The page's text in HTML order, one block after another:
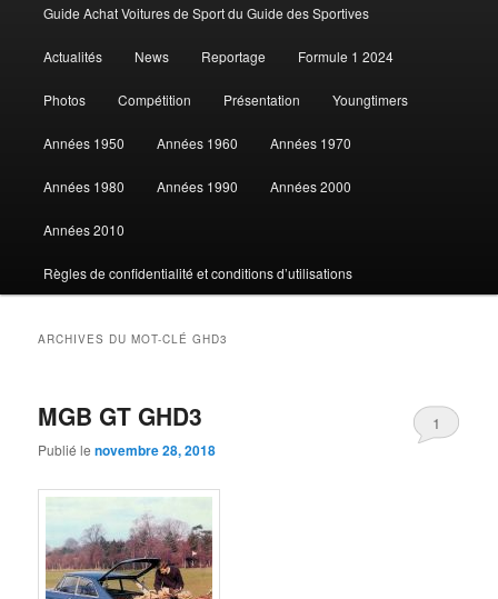
au
contenu
au
contenu
Guide Achat Voitures de Sport du Guide des Sportives
Actualités News Reportage Formule 1 2024
Photos Compétition Présentation Youngtimers
Années 1950 Années 1960 Années 1970
Années 1980 Années 1990 Années 2000
Années 2010
Règles de confidentialité et conditions d’utilisations
ARCHIVES DU MOT-CLÉGHD3
MGB GT GHD3
Publié lenovembre 28, 2018
1